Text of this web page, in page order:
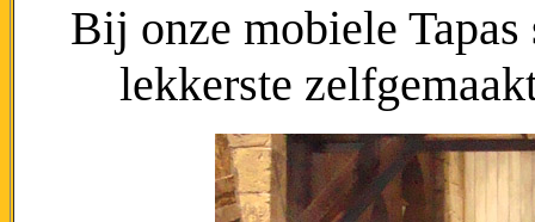
Bij onze mobiele
lekkerste